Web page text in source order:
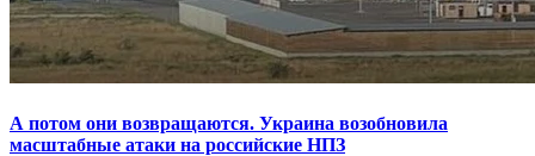
А потом они возвращаются. Украина возобновила
масштабные атаки на российские НПЗ